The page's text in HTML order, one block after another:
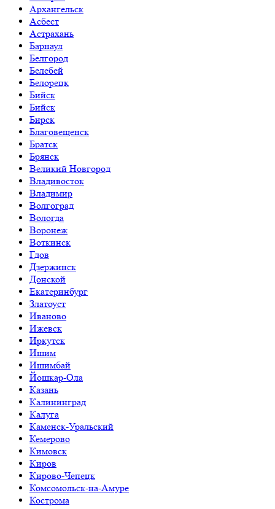
Архангельск
Асбест
Астрахань
Барнаул
Белгород
Белебей
Белорецк
Бийск
Бийск
Бирск
Благовещенск
Братск
Брянск
Великий Новгород
Владивосток
Владимир
Волгоград
Вологда
Воронеж
Воткинск
Гдов
Дзержинск
Донской
Екатеринбург
Златоуст
Иваново
Ижевск
Иркутск
Ишим
Ишимбай
Йошкар-Ола
Казань
Калининград
Калуга
Каменск-Уральский
Кемерово
Кимовск
Киров
Кирово-Чепецк
Комсомольск-на-Амуре
Кострома